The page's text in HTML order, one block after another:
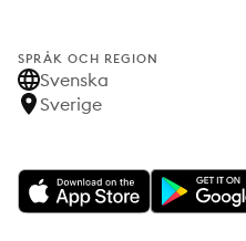
SPRÅK OCH REGION
Svenska
Sverige